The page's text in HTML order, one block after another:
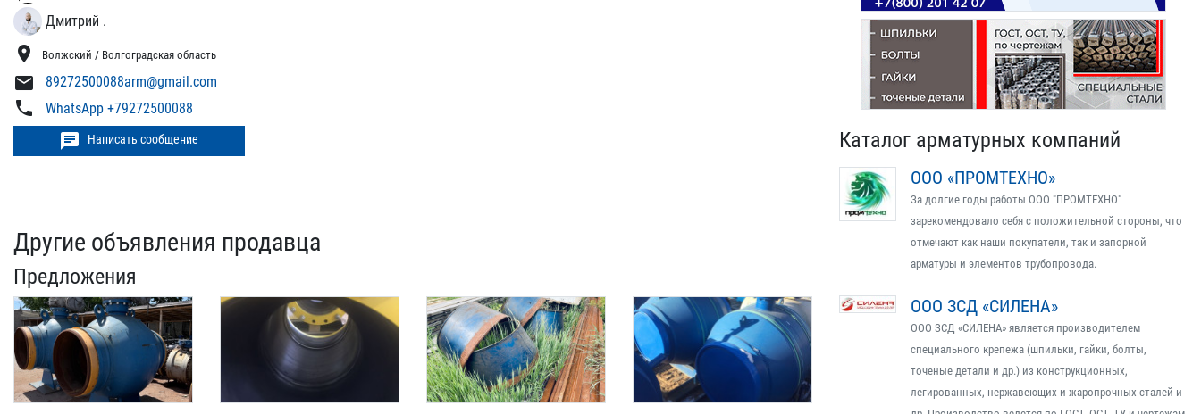
Дмитрий .
location_on Волжский / Волгоградская область
mail 89272500088arm@gmail.com
phone WhatsApp +79272500088
chat Написать сообщение
Другие объявления продавца
Предложения
Каталог арматурных компаний
ООО «ПРОМТЕХНО»
За долгие годы работы ООО "ПРОМТЕХНО"
зарекомендовало себя с положительной стороны, что
отмечают как наши покупатели, так и запорной
арматуры и элементов трубопровода.
ООО ЗСД «СИЛЕНА»
ООО ЗСД «СИЛЕНА» является производителем
специального крепежа (шпильки, гайки, болты,
точеные детали и др.) из конструкционных,
легированных, нержавеющих и жаропрочных сталей и